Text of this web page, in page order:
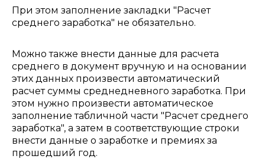
При этом заполнение закладки "Расчет
среднего заработка" не обязательно.
Можно также внести данные для расчета
среднего в документ вручную и на основании
этих данных произвести автоматический
расчет суммы среднедневного заработка. При
этом нужно произвести автоматическое
заполнение табличной части "Расчет среднего
заработка", а затем в соответствующие строки
внести данные о заработке и премиях за
прошедший год.